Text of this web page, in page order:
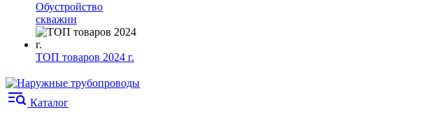
Обустройство
скважин
ТОП товаров 2024 г.
Каталог